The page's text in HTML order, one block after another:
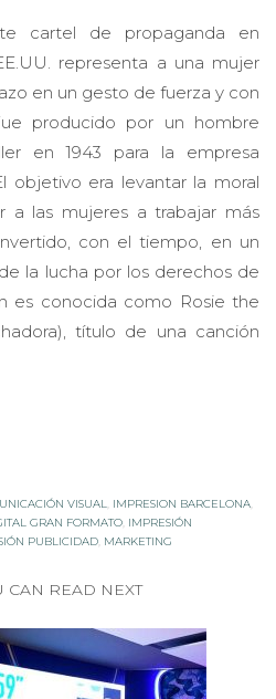
representa a una mujer
en un gesto de fuerza y con
producido por un hombre
en 1943 para la empresa
objetivo era levantar la moral
a las mujeres a trabajar más
con el tiempo, en un
la lucha por los derechos de
es conocida como Rosie the
título de una canción
GRAN FORMATO,IMPRESIÓN
PUBLICIDAD,MARKETING